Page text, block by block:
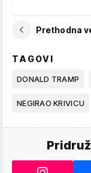
Prethodna
TAGOVI
DONALD TRAMP
NEGIRAO KRIVICU